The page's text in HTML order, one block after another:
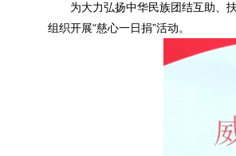
为大力弘扬中华民族团结互助、
组织开展“慈心一日捐”活动。